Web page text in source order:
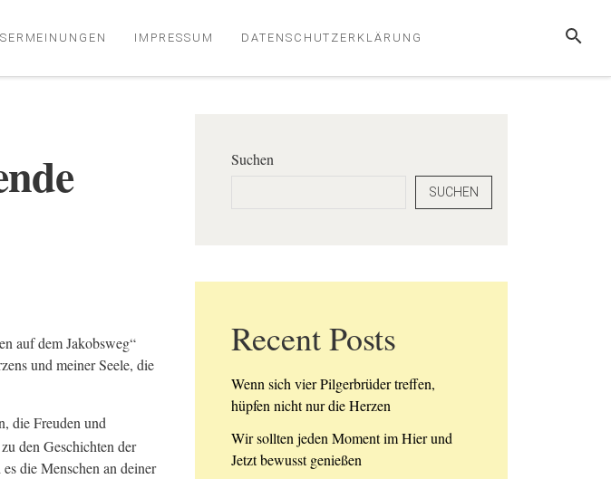
SUCHE
IMPRESSUM DATENSCHUTZERKLÄRUNG
auf dem Jakobsweg“
und meiner Seele, die
die Freuden und
den Geschichten der
die Menschen an deiner
Suchen
SUCHEN
Recent Posts
Wenn sich vier Pilgerbrüder treffen,
hüpfen nicht nur die Herzen
Wir sollten jeden Moment im Hier und
Jetzt bewusst genießen